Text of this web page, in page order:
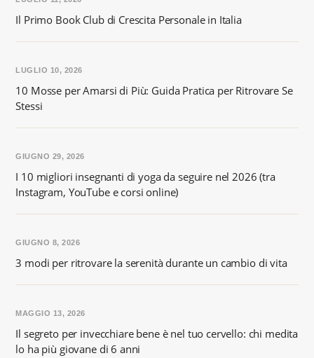
Il Primo Book Club di Crescita Personale in Italia
10 Mosse per Amarsi di Più: Guida Pratica per Ritrovare Se
Stessi
LUGLIO 10, 2026
I 10 migliori insegnanti di yoga da seguire nel 2026 (tra
Instagram, YouTube e corsi online)
GIUGNO 29, 2026
3 modi per ritrovare la serenità durante un cambio di vita
GIUGNO 8, 2026
Il segreto per invecchiare bene è nel tuo cervello: chi medita
lo ha più giovane di 6 anni
MAGGIO 13, 2026